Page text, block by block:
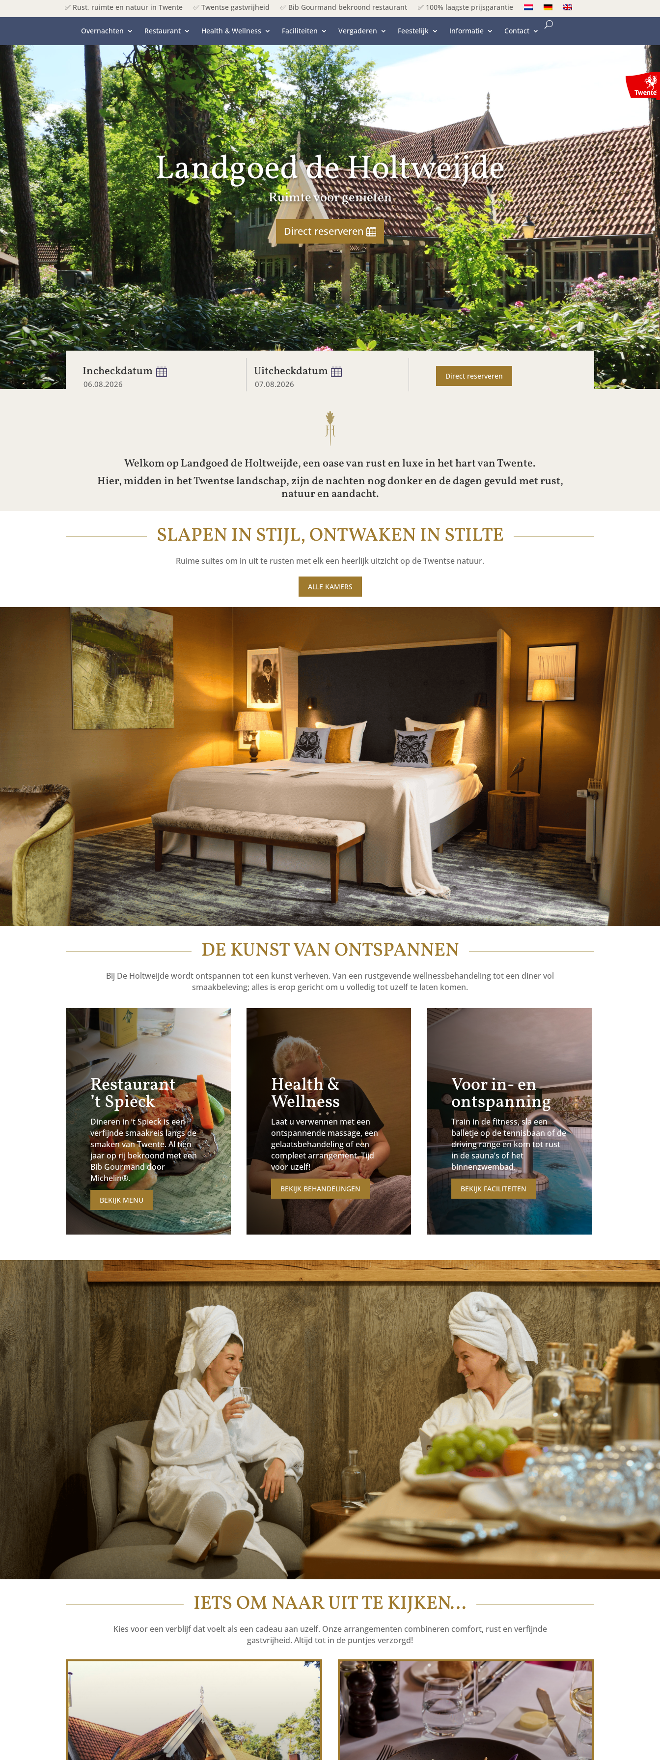
✅ Rust, ruimte en natuur in Twente ✅ Twentse gastvrijheid ✅ Bib Gourmand bekroond restaurant ✅ 100% laagste prijsgarantie
Overnachten Restaurant Health & Wellness Faciliteiten Vergaderen Feestelijk Informatie Contact
Landgoed de Holtweijde
Ruimte voor genieten
Direct reserveren
Incheckdatum Uitcheckdatum Direct reserveren
Welkom op Landgoed de Holtweijde, een oase van rust en luxe in het hart van Twente.
Hier, midden in het Twentse landschap, zijn de nachten nog donker en de dagen gevuld met rust,
natuur en aandacht.
SLAPEN IN STIJL, ONTWAKEN IN STILTE
Ruime suites om in uit te rusten met elk een heerlijk uitzicht op de Twentse natuur.
ALLE KAMERS
DE KUNST VAN ONTSPANNEN
Bij De Holtweijde wordt ontspannen tot een kunst verheven. Van een rustgevende wellnessbehandeling tot een diner vol
smaakbeleving; alles is erop gericht om u volledig tot uzelf te laten komen.
Restaurant
’t Spieck
Dineren in ’t Spieck is een
verfijnde smaakreis langs de
smaken van Twente. Al tien
jaar op rij bekroond met een
Bib Gourmand door
Michelin®.
BEKIJK MENU
Health &
Wellness
Laat u verwennen met een
ontspannende massage, een
gelaatsbehandeling of een
compleet arrangement. Tijd
voor uzelf!
BEKIJK BEHANDELINGEN
Voor in- en
ontspanning
Train in de fitness, sla een
balletje op de tennisbaan of de
driving range en kom tot rust
in de sauna’s of het
binnenzwembad.
BEKIJK FACILITEITEN
IETS OM NAAR UIT TE KIJKEN…
Kies voor een verblijf dat voelt als een cadeau aan uzelf. Onze arrangementen combineren comfort, rust en verfijnde
gastvrijheid. Altijd tot in de puntjes verzorgd!